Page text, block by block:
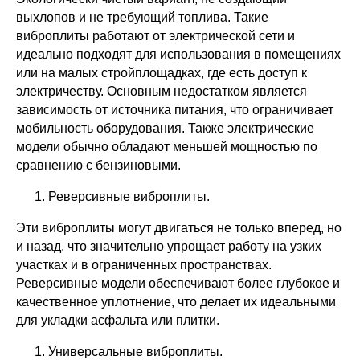
выхлопов и не требующий топлива. Такие
виброплиты работают от электрической сети и
идеально подходят для использования в помещениях
или на малых стройплощадках, где есть доступ к
электричеству. Основным недостатком является
зависимость от источника питания, что ограничивает
мобильность оборудования. Также электрические
модели обычно обладают меньшей мощностью по
сравнению с бензиновыми.
Реверсивные виброплиты.
Эти виброплиты могут двигаться не только вперед, но
и назад, что значительно упрощает работу на узких
участках и в ограниченных пространствах.
Реверсивные модели обеспечивают более глубокое и
качественное уплотнение, что делает их идеальными
для укладки асфальта или плитки.
Универсальные виброплиты.